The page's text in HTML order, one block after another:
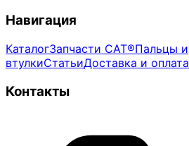
Навигация
КаталогЗапчасти CAT®Пальцы и
втулкиСтатьиДоставка и оплата
Контакты